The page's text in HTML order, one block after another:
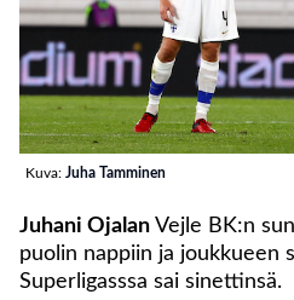
Kuva: Juha Tamminen
Juhani Ojalan Vejle BK:n
puolin nappiin ja joukkueen
Superligasssa sai sinettinsä.